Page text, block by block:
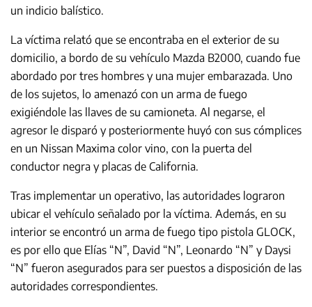
un indicio balístico.
La víctima relató que se encontraba en el exterior de su
domicilio, a bordo de su vehículo Mazda B2000, cuando fue
abordado por tres hombres y una mujer embarazada. Uno
de los sujetos, lo amenazó con un arma de fuego
exigiéndole las llaves de su camioneta. Al negarse, el
agresor le disparó y posteriormente huyó con sus cómplices
en un Nissan Maxima color vino, con la puerta del
conductor negra y placas de California.
Tras implementar un operativo, las autoridades lograron
ubicar el vehículo señalado por la víctima. Además, en su
interior se encontró un arma de fuego tipo pistola GLOCK,
es por ello que Elías “N”, David “N”, Leonardo “N” y Daysi
“N” fueron asegurados para ser puestos a disposición de las
autoridades correspondientes.